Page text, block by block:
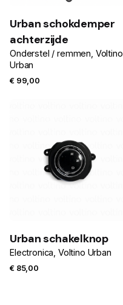
Urban schokdemper
achterzijde
Onderstel / remmen Voltino
Urban
€99,00
Urban schakelknop
Electronica Voltino Urban
€85,00